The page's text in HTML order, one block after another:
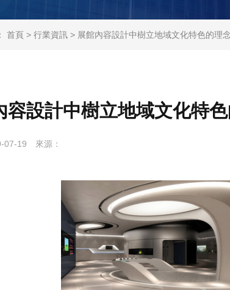
首頁 > 行業資訊 > 展館內容設計中樹立地域文化特色的理念
容設計中樹立地域文化特
07-19 來源：